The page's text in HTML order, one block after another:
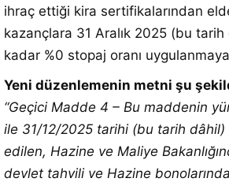
ihraç ettiği kira sertifikalarından
kazançlara 31 Aralık 2025 (bu
kadar %0 stopaj oranı
Yeni düzenlemenin metni şu
“Geçici Madde 4 – Bu maddenin
ile 31/12/2025 tarihi (bu tarih dâhil)
edilen, Hazine ve Maliye
devlet tahvili ve Hazine